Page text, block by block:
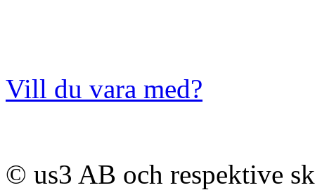
Vill du vara med?
© us3 AB och respektive